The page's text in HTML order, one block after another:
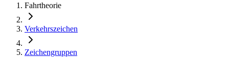
Fahrtheorie
Verkehrszeichen
Zeichengruppen